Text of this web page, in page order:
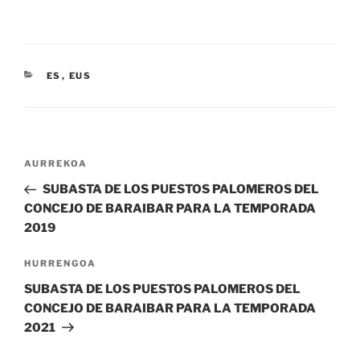
ES , EUS
AURREKOA
SUBASTA DE LOS PUESTOS PALOMEROS DEL
CONCEJO DE BARAIBAR PARA LA TEMPORADA
2019
HURRENGOA
SUBASTA DE LOS PUESTOS PALOMEROS DEL
CONCEJO DE BARAIBAR PARA LA TEMPORADA
2021